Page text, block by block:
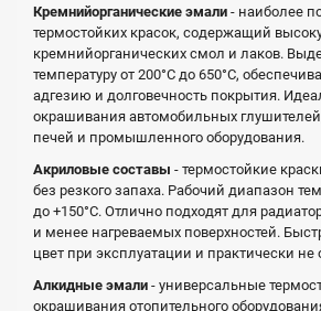
Кремнийорганические эмали - наиболее
термостойких красок, содержащий
кремнийорганических смол и лаков.
температуру от 200°С до 650°С,
адгезию и долговечность покрытия.
окрашивания автомобильных
печей и промышленного оборудования.
Акриловые составы - термостойкие
без резкого запаха. Рабочий диапазон
до +150°С. Отлично подходят для
и менее нагреваемых поверхностей.
цвет при эксплуатации и практически не
Алкидные эмали - универсальные
окрашивания отопительного